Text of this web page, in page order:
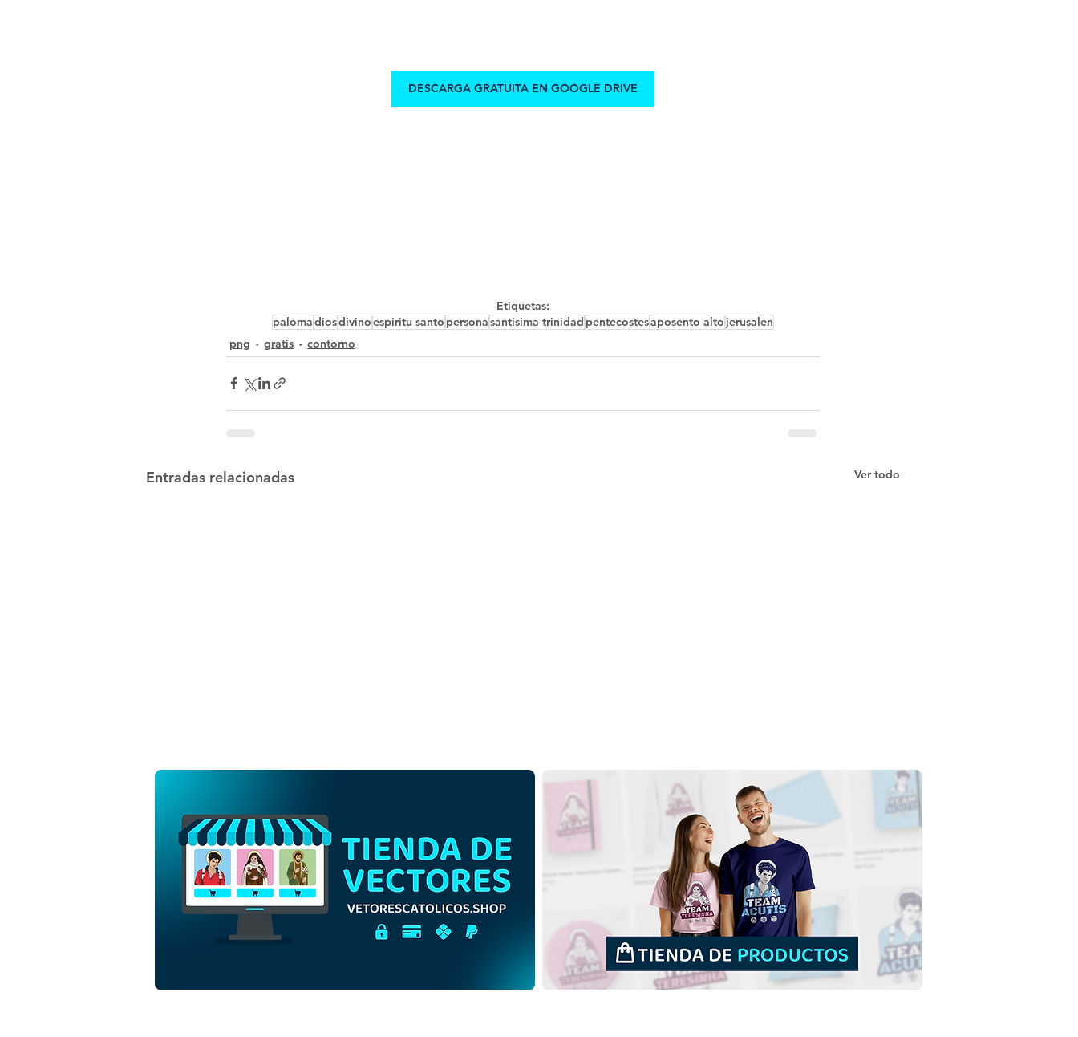
DESCARGA GRATUITA EN GOOGLE DRIVE
Etiquetas:
palomadiosdivinoespiritu santo personasantisima trinidad pentecostesaposento alto jerusalen
png
gratis contorno
Entradas relacionadas Ver todo
Divino Espíritu Santo en
Pentecostés | Descarga
gratuita de Vector de
Divino Espíritu Santo en
Pentecostés | Descarga
gratuita Ilustración
monocromática en PNG
Divino Espíritu Santo en
Pentecostés | Descarga
Gratis Ilustración Coloreada
sin fondo en PNG